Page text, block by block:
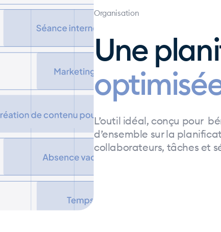
Organisation
Une
L’outil idéal, conçu pour
d’ensemble sur la
collaborateurs, tâches et